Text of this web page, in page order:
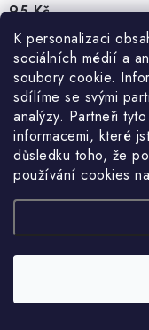
K personalizaci
sociálních médií a
soubory cookie.
sdílíme se svými
analýzy. Partneři
informacemi, které
důsledku toho, že
používání cookies
78,51 Kč bez DPH
95 Kč
Měrná
cena:
95 Kč / 1 kg
Rutil-celulózové
konstrukcí z
O